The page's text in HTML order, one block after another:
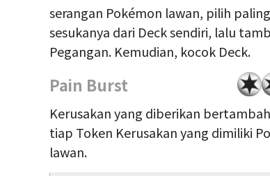
serangan Pokémon lawan, pilih
sesukanya dari Deck sendiri, lalu
Pegangan. Kemudian, kocok Deck.
Pain Burst
Kerusakan yang diberikan
tiap Token Kerusakan yang dimiliki
lawan.